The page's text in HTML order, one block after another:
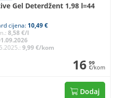
Gel Deterdžent 1,98 l=44
cijena: 10,49 €
8,58 €/l
9,99 €/kom
16 99
€/kom
Dodaj